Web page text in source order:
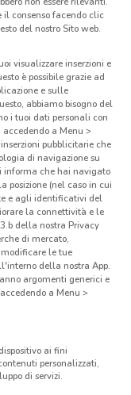
Via San
988 m
Via Dei
1.3 km
Via
Via
il consenso facendo clic
del nostro Sito web.
visualizzare inserzioni e
è possibile grazie ad
e sulle
abbiamo bisogno del
i tuoi dati personali con
a Menu >
pubblicitarie che
di navigazione su
informa che hai navigato
posizione (nel caso in cui
e agli identificativi del
la connettività e le
della nostra Privacy
di mercato,
le tue
della nostra App.
argomenti generici e
a Menu >
ai fini
personalizzati,
di servizi.